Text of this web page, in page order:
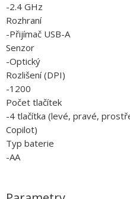
-2.4 GHz
Rozhraní
-Přijímač USB-A
Senzor
-Optický
Rozlišení (DPI)
-1200
Počet tlačítek
-4 tlačítka (levé, pravé,
Copilot)
Typ baterie
-AA